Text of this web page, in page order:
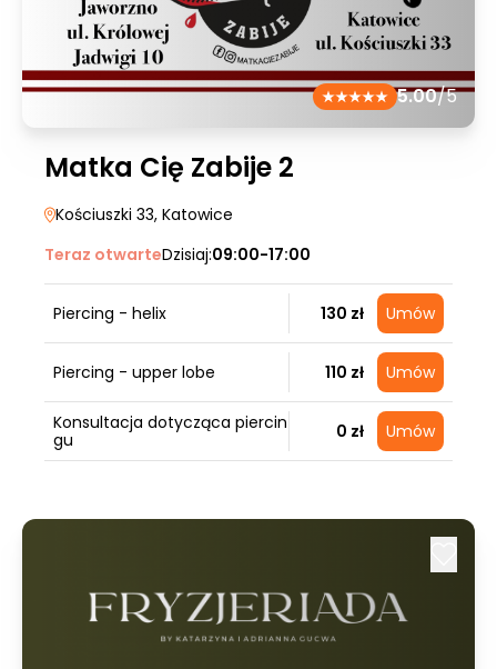
5.00/5
Matka Cię Zabije 2
Kościuszki 33, Katowice
Teraz otwarteDzisiaj:09:00-17:00
Piercing - helix 130 zł Umów
Piercing - upper lobe 110 zł Umów
Konsultacja dotycząca piercin
gu
0 zł Umów